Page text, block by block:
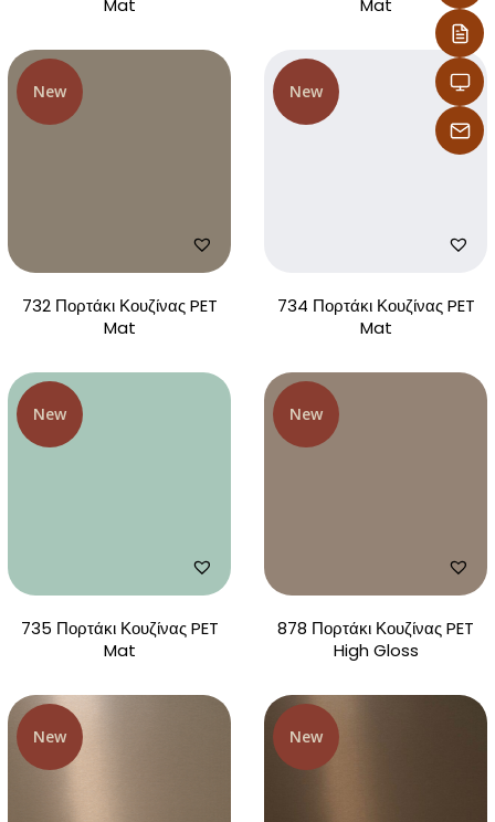
Mat Mat
New
732 Πορτάκι Κουζίνας PET
Mat
New
734 Πορτάκι Κουζίνας PET
Mat
New
735 Πορτάκι Κουζίνας PET
Mat
New
878 Πορτάκι Κουζίνας PET
High Gloss
New New